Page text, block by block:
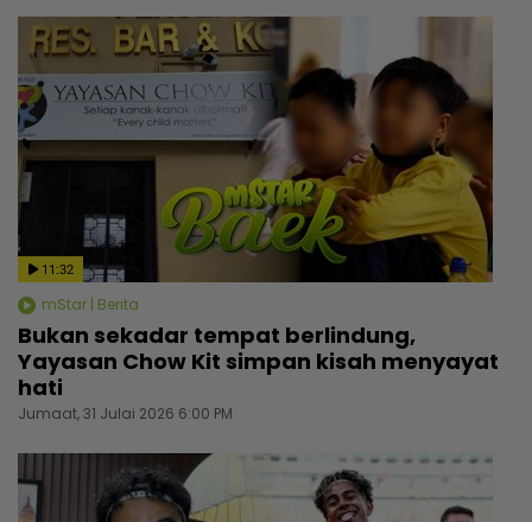
11:32
mStar | Berita
Bukan sekadar tempat berlindung,
Yayasan Chow Kit simpan kisah menyayat
hati
Jumaat, 31 Julai 2026 6:00 PM